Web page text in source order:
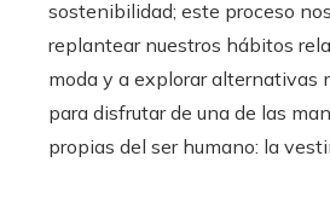
sostenibilidad; este proceso
replantear nuestros hábitos
moda y a explorar alternativas
para disfrutar de una de las
propias del ser humano: la